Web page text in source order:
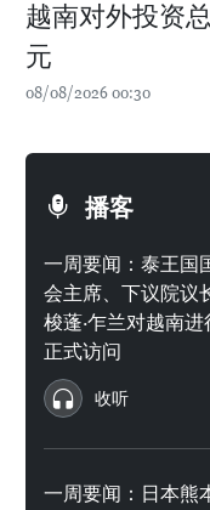
越南对外投资
元
08/08/2026 00:30
播客
一周要闻：泰王国
会主席、下议院议
梭蓬·乍兰对越南进
正式访问
收听
一周要闻：日本熊